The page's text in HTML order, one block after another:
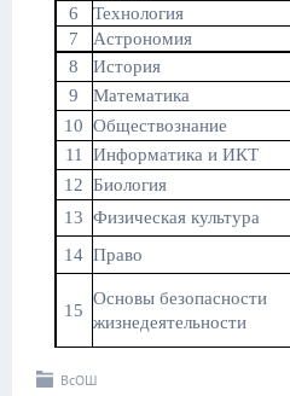
6
Технология
7
Астрономия
8
История
9
Математика
10 Обществознание
11
Информатика и ИКТ
12 Биология
13 Физическая культура
14 Право
15
Основы безопасности
жизнедеятельности
ВсОШ